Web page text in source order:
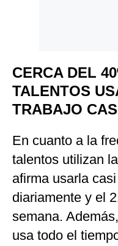
CERCA DEL
TALENTOS
TRABAJO
En cuanto a la
talentos utilizan la
afirma usarla
diariamente y el
semana.
usa todo el